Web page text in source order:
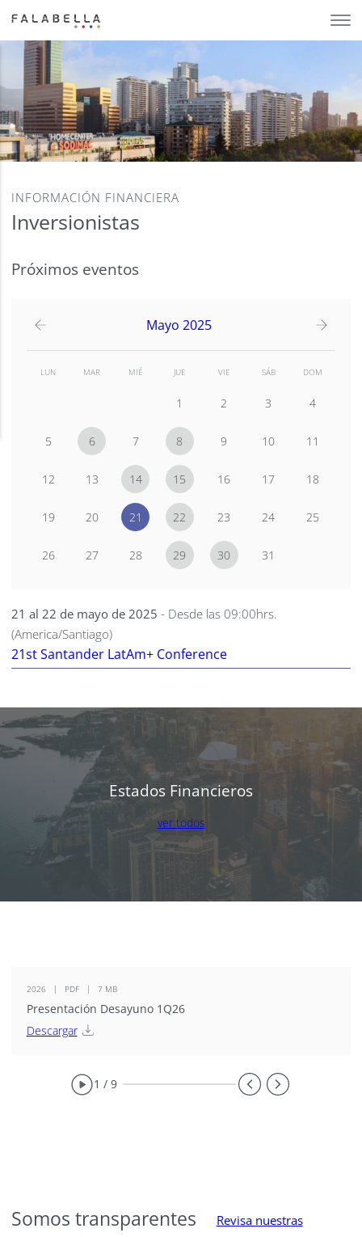
INFORMACIÓN FINANCIERA
Inversionistas
Próximos eventos
Mayo 2025
LUN MAR MIÉ JUE VIE SÁB DOM
1 2 3 4
5 6 7 8 9 10 11
12 13 14 15 16 17 18
19 20 21 22 23 24 25
26 27 28 29 30 31
21 al 22 de mayo de 2025 - Desde las 09:00hrs.
(America/Santiago)
21st Santander LatAm+ Conference
Estados Financieros
ver todos
2026 PDF 7 MB
Presentación Desayuno 1Q26
Descargar
1 / 9
Somos transparentes
Revisa nuestras